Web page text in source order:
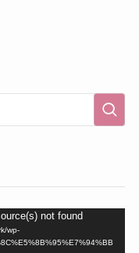
not found
wp-